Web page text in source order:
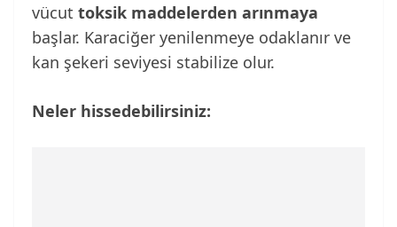
vücut toksik maddelerden arınmaya
başlar. Karaciğer yenilenmeye odaklanır ve
kan şekeri seviyesi stabilize olur.
Neler hissedebilirsiniz: